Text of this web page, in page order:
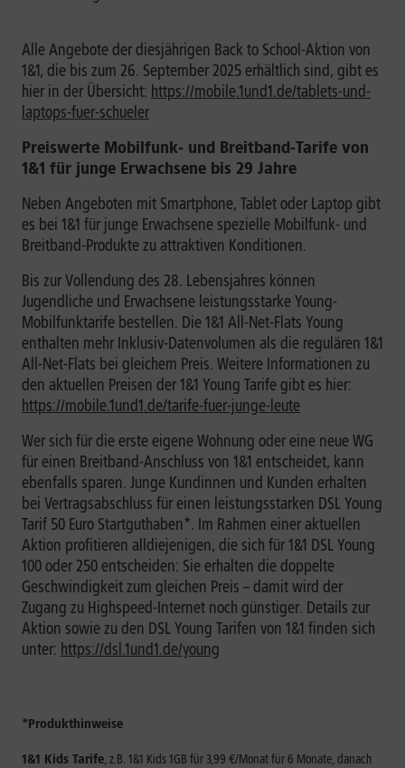
Alle Angebote der diesjährigen Back to School-Aktion von
1&1, die bis zum 26. September 2025 erhältlich sind, gibt es
hier in der Übersicht: https://mobile.1und1.de/tablets-und-
laptops-fuer-schueler
Preiswerte Mobilfunk- und Breitband-Tarife von
1&1 für junge Erwachsene bis 29 Jahre
Neben Angeboten mit Smartphone, Tablet oder Laptop gibt
es bei 1&1 für junge Erwachsene spezielle Mobilfunk- und
Breitband-Produkte zu attraktiven Konditionen.
Bis zur Vollendung des 28. Lebensjahres können
Jugendliche und Erwachsene leistungsstarke Young-
Mobilfunktarife bestellen. Die 1&1 All-Net-Flats Young
enthalten mehr Inklusiv-Datenvolumen als die regulären 1&1
All-Net-Flats bei gleichem Preis. Weitere Informationen zu
den aktuellen Preisen der 1&1 Young Tarife gibt es hier:
https://mobile.1und1.de/tarife-fuer-junge-leute
Wer sich für die erste eigene Wohnung oder eine neue WG
für einen Breitband-Anschluss von 1&1 entscheidet, kann
ebenfalls sparen. Junge Kundinnen und Kunden erhalten
bei Vertragsabschluss für einen leistungsstarken DSL Young
Tarif 50 Euro Startguthaben*. Im Rahmen einer aktuellen
Aktion profitieren alldiejenigen, die sich für 1&1 DSL Young
100 oder 250 entscheiden: Sie erhalten die doppelte
Geschwindigkeit zum gleichen Preis – damit wird der
Zugang zu Highspeed-Internet noch günstiger. Details zur
Aktion sowie zu den DSL Young Tarifen von 1&1 finden sich
unter: https://dsl.1und1.de/young
*Produkthinweise
1&1 Kids Tarife, z.B. 1&1 Kids 1GB für 3,99 €/Monat für 6 Monate, danach